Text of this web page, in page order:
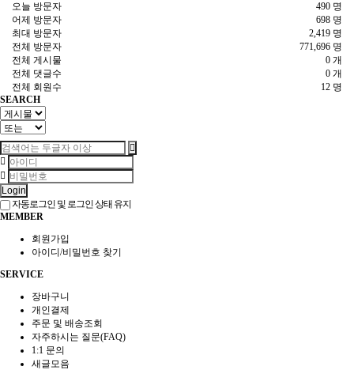
490 명
오늘 방문자
698 명
어제 방문자
2,419 명
최대 방문자
771,696 명
전체 방문자
0 개
전체 게시물
0 개
전체 댓글수
12 명
전체 회원수
SEARCH
Login
자동로그인 및 로그인 상태 유지
MEMBER
회원가입
아이디/비밀번호 찾기
SERVICE
장바구니
개인결제
주문 및 배송조회
자주하시는 질문(FAQ)
1:1 문의
새글모음